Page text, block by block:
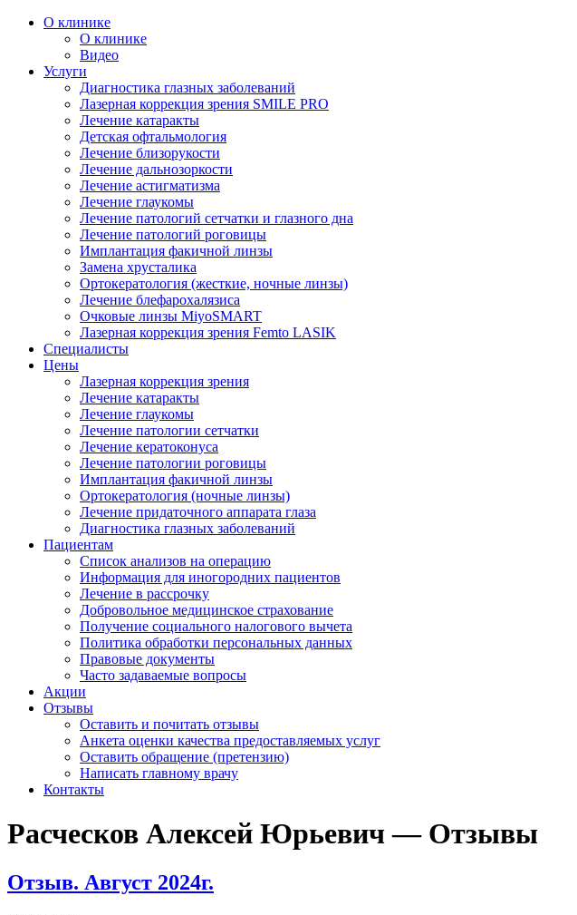
О клинике
О клинике
Видео
Услуги
Диагностика глазных заболеваний
Лазерная коррекция зрения SMILE PRO
Лечение катаракты
Детская офтальмология
Лечение близорукости
Лечение дальнозоркости
Лечение астигматизма
Лечение глаукомы
Лечение патологий сетчатки и глазного дна
Лечение патологий роговицы
Имплантация факичной линзы
Замена хрусталика
Ортокератология (жесткие, ночные линзы)
Лечение блефарохалязиса
Очковые линзы MiyoSMART
Лазерная коррекция зрения Femto LASIK
Специалисты
Цены
Лазерная коррекция зрения
Лечение катаракты
Лечение глаукомы
Лечение патологии сетчатки
Лечение кератоконуса
Лечение патологии роговицы
Имплантация факичной линзы
Ортокератология (ночные линзы)
Лечение придаточного аппарата глаза
Диагностика глазных заболеваний
Пациентам
Список анализов на операцию
Информация для иногородних пациентов
Лечение в рассрочку
Добровольное медицинское страхование
Получение социального налогового вычета
Политика обработки персональных данных
Правовые документы
Часто задаваемые вопросы
Акции
Отзывы
Оставить и почитать отзывы
Анкета оценки качества предоставляемых услуг
Оставить обращение (претензию)
Написать главному врачу
Контакты
Расческов Алексей Юрьевич — Отзывы
Отзыв. Август 2024г.